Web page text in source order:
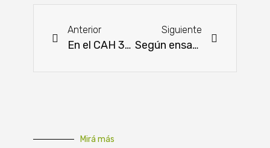
Anterior
En el CAH 39% de los proyectos financiados corresponden a mujeres
Siguiente
Según ensayo abono verde es ideal para reforestación
Mirá más